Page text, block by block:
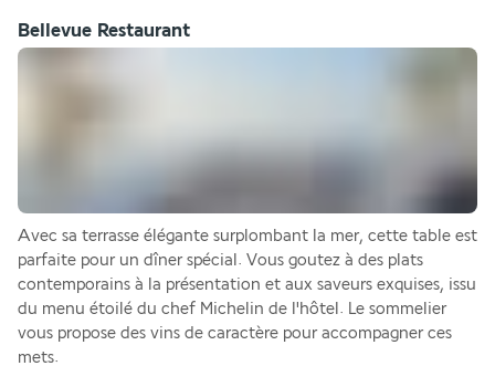
Bellevue Restaurant
Avec sa terrasse élégante surplombant la mer, cette table est
parfaite pour un dîner spécial. Vous goutez à des plats
contemporains à la présentation et aux saveurs exquises, issu
du menu étoilé du chef Michelin de l'hôtel. Le sommelier
vous propose des vins de caractère pour accompagner ces
mets.